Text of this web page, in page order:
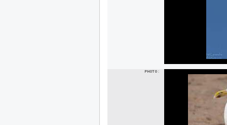
PHOTO :